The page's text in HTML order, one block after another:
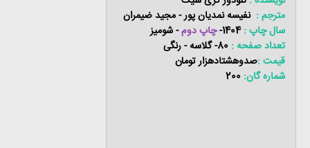
مترجم : نفیسه نمدیان پور - مجید ضیمران
سال چاپ :1404- چاپ دوم- شومیز
تعداد صفحه :
قیمت :صدوهشتادهزار تومان
شماره گان: 200